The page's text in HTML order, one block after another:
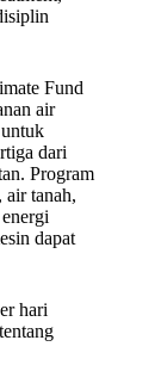
Fund
air
dari
Program
air tanah,
dapat
hari